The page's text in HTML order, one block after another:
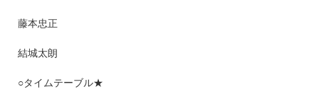
藤本忠正
結城太朗
○タイムテーブル★